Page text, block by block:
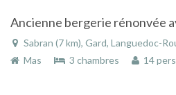
Sabran (7 km), Gard, Languedoc-
Mas
3 chambres 14